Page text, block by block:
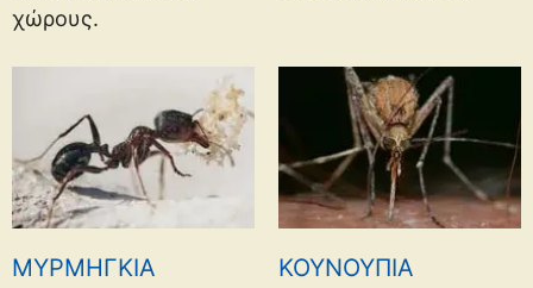
χώρους.
ΜΥΡΜΗΓΚΙΑ ΚΟΥΝΟΥΠΙΑ